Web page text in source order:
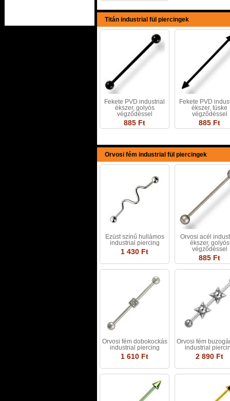
Titán industrial fül piercingek
Fekete PVD industrial
ékszer, golyós
végződéssel
885 Ft
Fekete PVD
ékszer, tüske
végződéssel
885 Ft
Orvosi fém industrial fül piercingek
Ezüst színű hullámos
industrial piercing
1 430 Ft
Orvosi acél
ékszer, golyós
végződéssel
885 Ft
Orvosi fém dobokockás
industrial piercing
1 610 Ft
Orvosi fém
industrial
2 890 Ft